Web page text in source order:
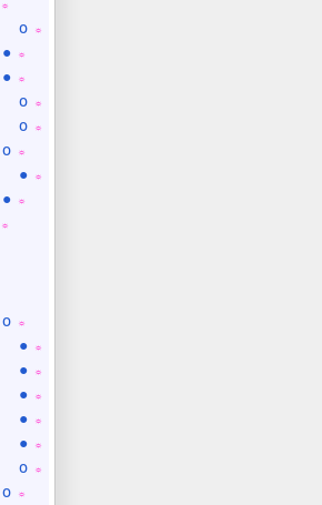
☼
☼
o
☼
●
☼
●
☼
o
☼
o
☼
o
☼
●
☼
●
☼
☼
o
☼
●
☼
●
☼
●
☼
●
☼
●
☼
o
☼
o